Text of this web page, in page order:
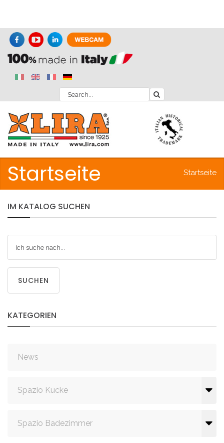
Startseite Startseite
IM KATALOG SUCHEN
SUCHEN
KATEGORIEN
News
Spazio Kucke
Spazio Badezimmer